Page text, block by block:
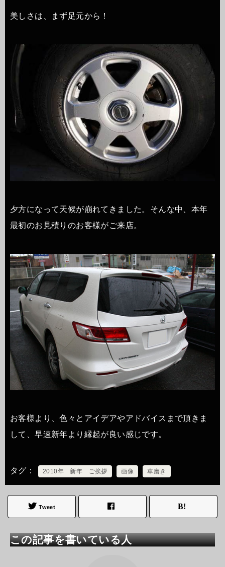
美しさは、まず足元から！
夕方になって天候が崩れてきました。そんな中、本年
最初のお見積りのお客様がご来店。
お客様より、色々とアイデアやアドバイスまで頂きま
して、早速新年より縁起が良い感じです。
タグ 2010年 新年 ご挨拶 画像 車磨き
Tweet
この記事を書いている人